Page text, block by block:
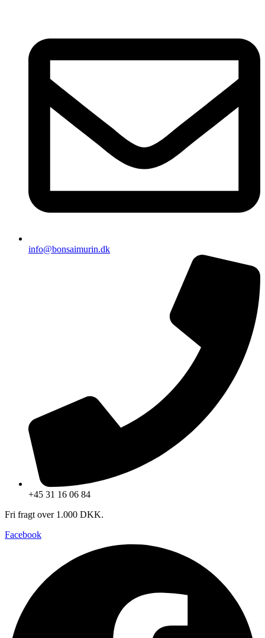
info@bonsaimurin.dk
+45 31 16 06 84
Fri fragt over 1.000 DKK.
Facebook